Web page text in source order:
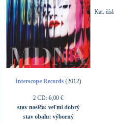
Interscope Records (2012)
2 CD: 6,00 €
stav nosiča: veľmi dobrý
stav obalu: výborný
Kat.